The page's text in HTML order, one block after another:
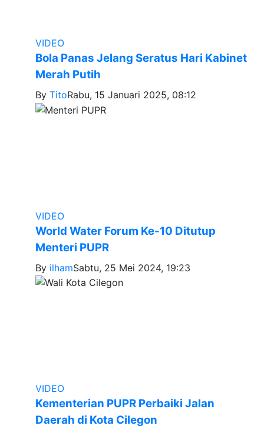
VIDEO
Bola Panas Jelang Seratus Hari Kabinet
Merah Putih
By TitoRabu, 15 Januari 2025, 08:12
VIDEO
World Water Forum Ke-10 Ditutup
Menteri PUPR
By ilhamSabtu, 25 Mei 2024, 19:23
VIDEO
Kementerian PUPR Perbaiki Jalan
Daerah di Kota Cilegon